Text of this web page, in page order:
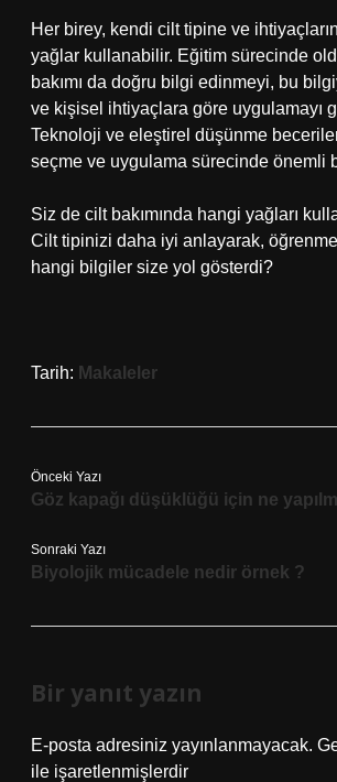
Her birey, kendi cilt tipine ve
yağlar kullanabilir. Eğitim sürecinde
bakımı da doğru bilgi edinmeyi, bu
ve kişisel ihtiyaçlara göre uygulamayı
Teknoloji ve eleştirel düşünme
seçme ve uygulama sürecinde önemli
Siz de cilt bakımında hangi yağları
Cilt tipinizi daha iyi anlayarak,
hangi bilgiler size yol gösterdi?
Tarih: Makaleler
Önceki Yazı
Göz kapağı düşüklüğü için ne
Sonraki Yazı
Biyolojik mücadele nedir örnek ?
Bir yanıt yazın
E-posta adresiniz yayınlanmayacak.
ile işaretlenmişlerdir